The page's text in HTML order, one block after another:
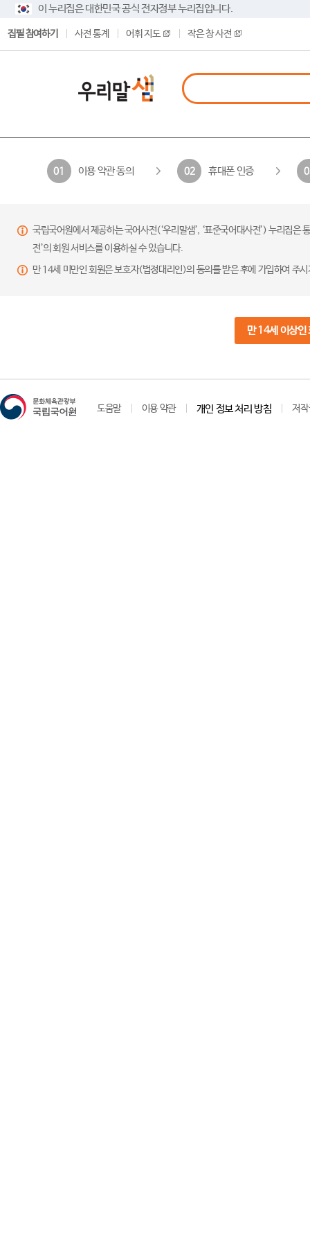
이 누리집은 대한민국 공식 전자정부 누리집입니다.
집필 참여하기 사전 통계 어휘 지도 작은 창 사전
01 이용 약관 동의 02 휴대폰 인증
국립국어원에서 제공하는 국어사전(‘우리말샘’, ‘표준국어대사전’) 누리집
전’의 회원 서비스를 이용하실 수 있습니다.
만 14세 미만인 회원은 보호자(법정대리인)의 동의를 받은 후에 가입하여 주
만 14세 이상인
도움말 이용 약관 개인 정보 처리 방침 저